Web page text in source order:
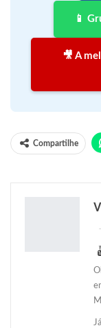
📱
🎥 A
Compartilhe